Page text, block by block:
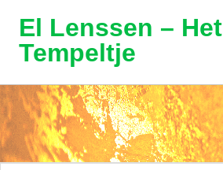
El Lenssen – Het
Tempeltje